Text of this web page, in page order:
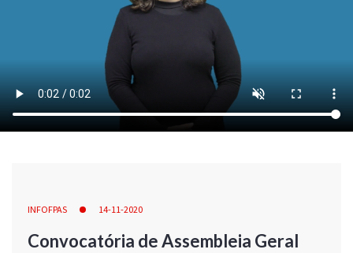
INFOFPAS 14-11-2020
Convocatória de Assembleia Geral